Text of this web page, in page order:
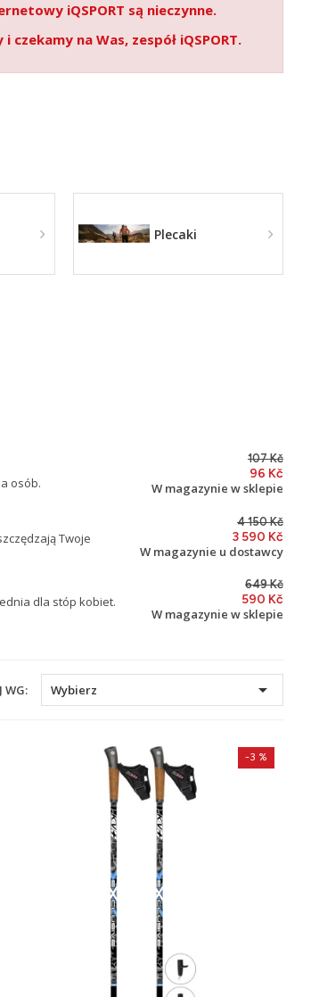
iQSPORT są nieczynne.
na Was, zespół iQSPORT.
Plecaki
osób.
107 Kč
96 Kč
W magazynie w sklepie
Twoje
4 150 Kč
3 590 Kč
W magazynie u dostawcy
dla stóp kobiet.
649 Kč
590 Kč
W magazynie w sklepie
WG: Wybierz 
-3 %